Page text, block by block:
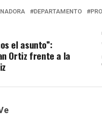
DEPARTAMENTO
el asunto”:
Ortiz frente a la